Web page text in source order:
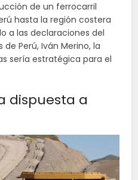
de un ferrocarril
hasta la región costera
a las declaraciones del
Perú, Iván Merino, la
sería estratégica para el
dispuesta a